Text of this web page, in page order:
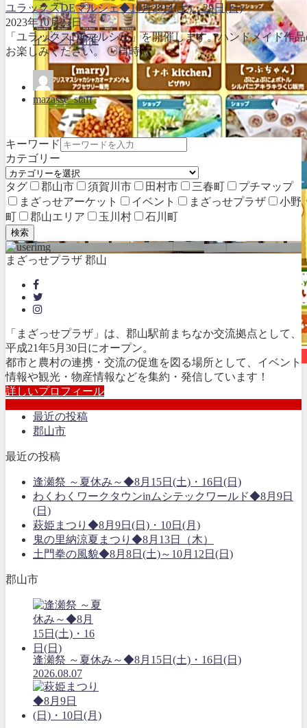
イベント開催
イベント開催
ユラックスDEマルシェ◆10月28日(土)・29日(日)
2023年10月23日
「ユラックスDEマルシェ」を開催します。ハンドメイド作
お楽しみください。 〇日時...
mazasse_staff
キーワード
カテゴリー
タグ 郡山市 須賀川市 田村市 三春町
プチマップ
まざっせアーケット
イベント まざっせプラザ
小野
町
郡山エリア 玉川村 石川町
検索
まざっせプラザ 郡山
「まざっせプラザ」は、郡山駅前まちなか交流拠点として、
平成21年5月30日にオープン。
都市と農村の連携・交流の促進を図る場所として、イベント
情報や観光・物産情報などを集約・発信しています！
詳しいプロフィール
最近の投稿
郡山市
最近の投稿
逢瀬祭 ～夏休み～◆8月15日(土)・16日(日)
わくわくワークタウンinムシテックワールド◆8月9日
(日)
萩姫まつり◆8月9日(日)・10日(月)
鬼の里納涼夏まつり◆8月13日（木）
土門拳の風貌◆8月8日(土)～10月12日(日)
郡山市
逢瀬祭 ～夏休み～◆8月15日(土)・16日(日)
2026.08.07